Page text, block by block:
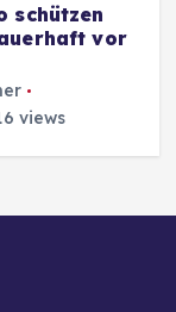
schützen
vor
views